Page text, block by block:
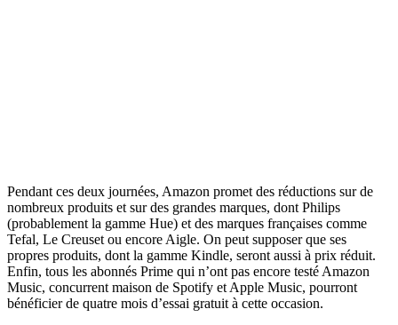
Pendant ces deux journées, Amazon promet des réductions sur de
nombreux produits et sur des grandes marques, dont Philips
(probablement la gamme Hue) et des marques françaises comme
Tefal, Le Creuset ou encore Aigle. On peut supposer que ses
propres produits, dont la gamme Kindle, seront aussi à prix réduit.
Enfin, tous les abonnés Prime qui n’ont pas encore testé Amazon
Music, concurrent maison de Spotify et Apple Music, pourront
bénéficier de quatre mois d’essai gratuit à cette occasion.